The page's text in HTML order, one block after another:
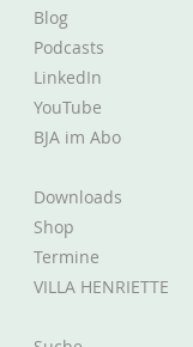
Blog
Podcasts
LinkedIn
YouTube
BJA im Abo
Downloads
Shop
Termine
VILLA HENRIETTE